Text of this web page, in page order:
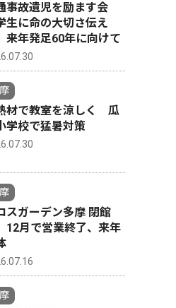
事故遺児を励ます会
生に命の大切さ伝え
年発足60年に向けて
材で教室を涼しく 瓜
学校で猛暑対策
スガーデン多摩 閉館
月で営業終了、来年